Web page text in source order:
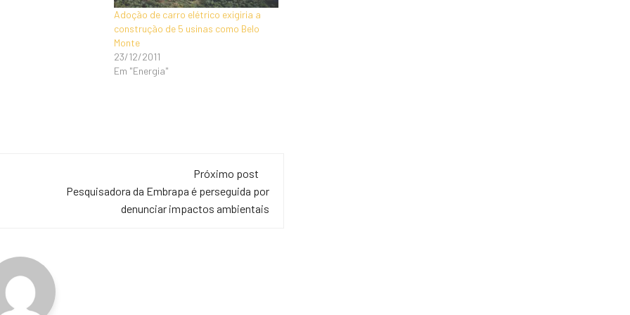
Adoção de carro elétrico exigiria a
construção de 5 usinas como Belo
Monte
23/12/2011
Em "Energia"
Próximo post
Pesquisadora da Embrapa é perseguida por
denunciar impactos ambientais